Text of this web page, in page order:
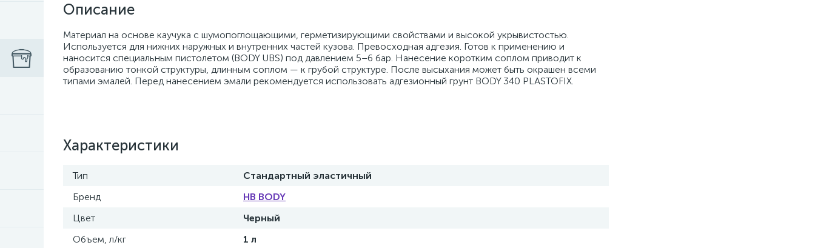
Описание
Материал на основе каучука с шумопоглощающими, герметизирующими свойствами и высокой укрывистостью.
Используется для нижних наружных и внутренних частей кузова. Превосходная адгезия. Готов к применению и
наносится специальным пистолетом (BODY UBS) под давлением 5–6 бар. Нанесение коротким соплом приводит к
образованию тонкой структуры, длинным соплом — к грубой структуре. После высыхания может быть окрашен всеми
типами эмалей. Перед нанесением эмали рекомендуется использовать адгезионный грунт BODY 340 PLASTOFIX.
Характеристики
Тип
Стандартный эластичный
Бренд
HB BODY
Цвет
Черный
Объем, л/кг
1 л